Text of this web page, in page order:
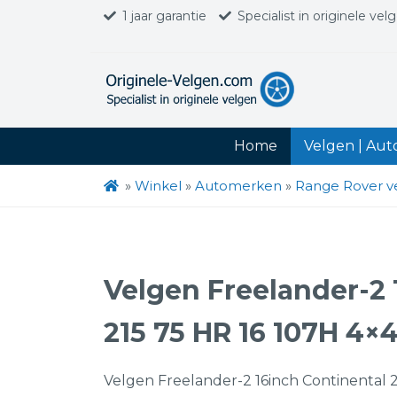
1 jaar garantie Specialist in originele
Home Velgen |
» Winkel » Automerken » Range Rover
Velgen Freelander-2
215 75 HR 16 107H
Velgen Freelander-2 16inch Continental